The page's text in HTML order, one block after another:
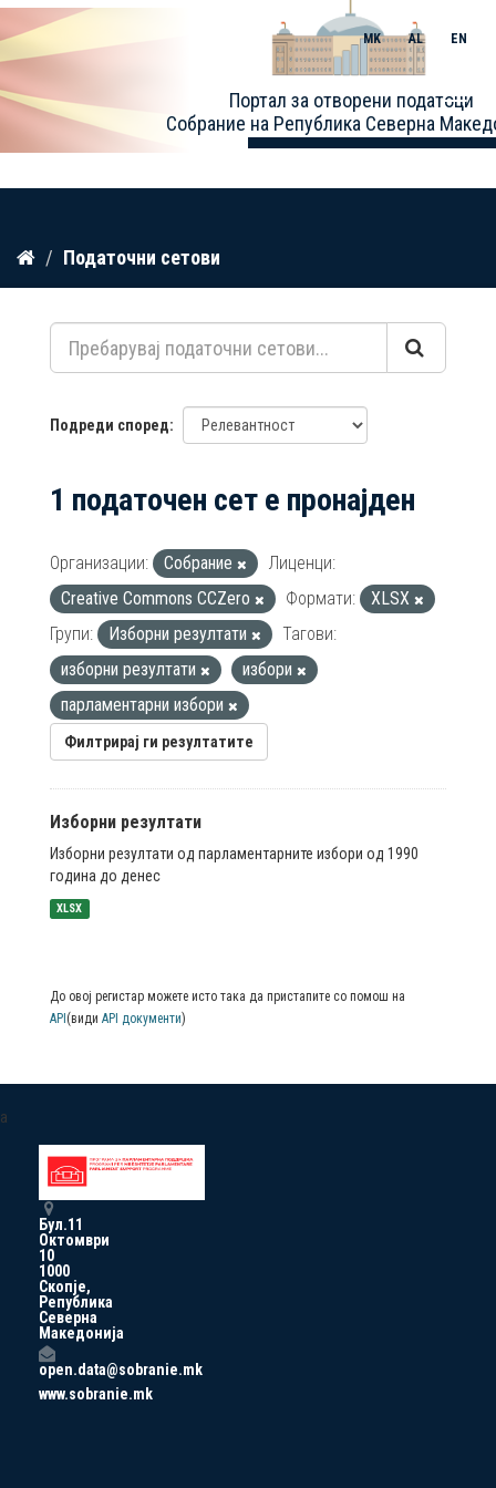
Прескокнете
содржина
Портал за отворени податоци
Собрание на Република Северна
MK AL EN
Toggle
Податочни сетови
Подреди според
1 податочен сет е пронајден
Организации: Собрание
Лиценци:
Creative Commons CCZero
Формати:
XLSX
Групи:
Изборни резултати
Тагови:
изборни резултати
избори
парламентарни избори
Филтрирај ги резултатите
Изборни резултати
Изборни резултати од парламентарните избори од 1990
година до денес
XLSX
До овој регистар можете исто така да пристапите со помош на
API (види API документи)
a
Бул.11
Октомври
10
1000
Скопје,
Република
Северна
Македонија
open.data@sobranie.mk
www.sobranie.mk